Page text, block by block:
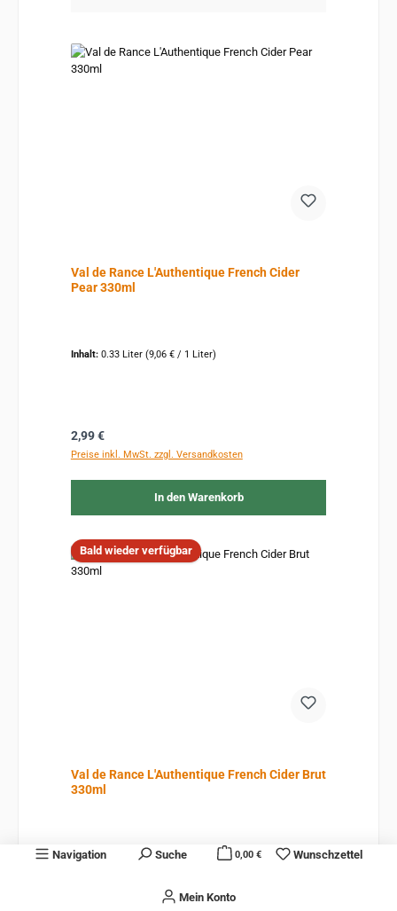
Navigation Suche Wunschzettel
Mein Konto
0,00 €
Val de Rance L'Authentique French Cider
Pear 330ml
Inhalt: 0.33 Liter (9,06 € / 1 Liter)
Regulärer Preis:
2,99 €
Preise inkl. MwSt. zzgl. Versandkosten
In den Warenkorb
Bald wieder verfügbar
Val de Rance L'Authentique French Cider Brut
330ml
Inhalt:0.33 Liter(9,06 € / 1 Liter)